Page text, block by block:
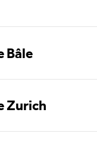
Bâle
Zurich